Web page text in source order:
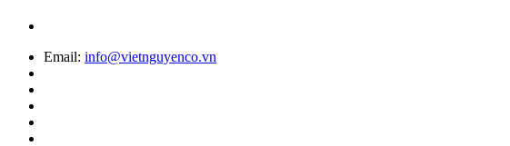
Email: info@vietnguyenco.vn